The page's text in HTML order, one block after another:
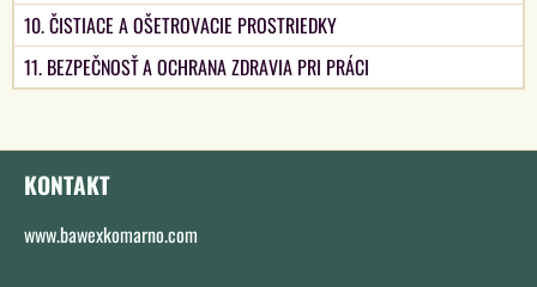
10. ČISTIACE A OŠETROVACIE PROSTRIEDKY
11. BEZPEČNOSŤ A OCHRANA ZDRAVIA PRI PRÁCI
KONTAKT
www.bawexkomarno.com